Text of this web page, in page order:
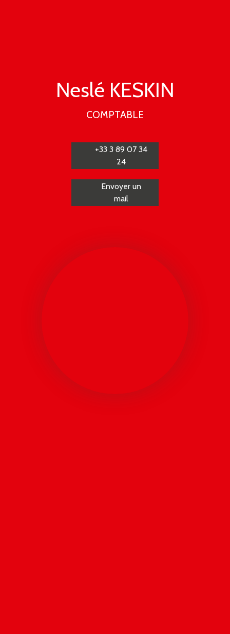
Neslé KESKIN
COMPTABLE
+33 3 89 07 34
24
Envoyer un
mail